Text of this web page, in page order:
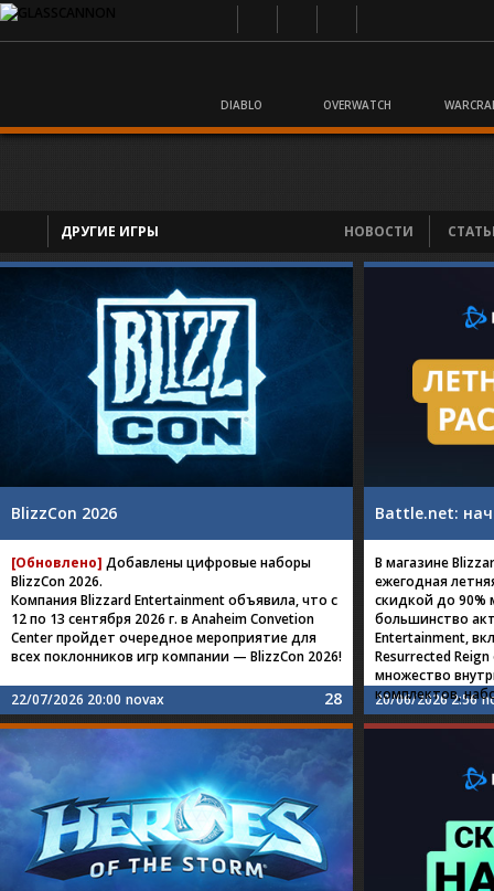
DIABLO OVERWATCH
ДРУГИЕ ИГРЫ НОВОСТИ
BlizzCon 2026
[Обновлено] Добавлены цифровые наборы
BlizzCon 2026.
Компания Blizzard Entertainment объявила, что с
12 по 13 сентября 2026 г. в Anaheim Convetion
Center пройдет очередное мероприятие для
всех поклонников игр компании — BlizzCon 2026!
22/07/2026 20:00 novax 28
Battle.net:
В магазине
ежегодная
скидкой до 90%
большинство
Entertainment,
Resurrected
множество
комплектов,
20/06/2026 2:56